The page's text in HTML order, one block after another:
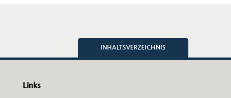
INHALTSVERZEICHNIS
Links